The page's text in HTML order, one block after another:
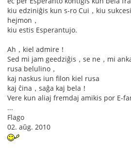
kiu edziniĝis kun s-ro Cui，kiu
hejmon，
kiu estis Esperantujo.
Ah，kiel admire！
Sed mi jam geedziĝis，se ne，mi
rusa belulino，
kaj naskus iun filon kiel rusa
kaj ĉina，saĝa kaj bela！
Vere kun aliaj fremdaj amikis por E-
...
Flago
02. aŭg. 2010